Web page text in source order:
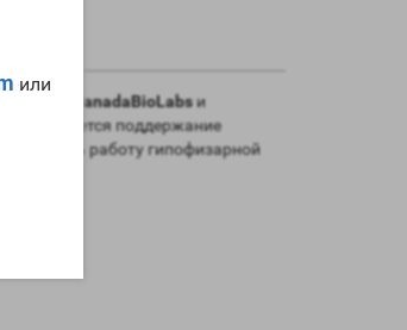
или
HGC 5000 CanadaBioLabsи
является поддержание
работу гипофизарной